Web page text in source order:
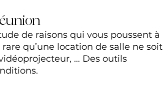
de raisons qui vous poussent à
qu’une location de salle ne soit
… Des outils